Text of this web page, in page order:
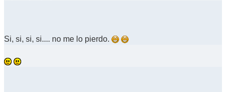
Si, si, si, si.... no me lo pierdo.